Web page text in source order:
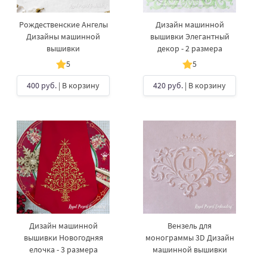
Рождественские Ангелы
Дизайны машинной
вышивки
5
400 руб. | В корзину
Дизайн машинной
вышивки Элегантный
декор - 2 размера
5
420 руб. | В корзину
Дизайн машинной
вышивки Новогодняя
елочка - 3 размера
Вензель для
монограммы 3D Дизайн
машинной вышивки